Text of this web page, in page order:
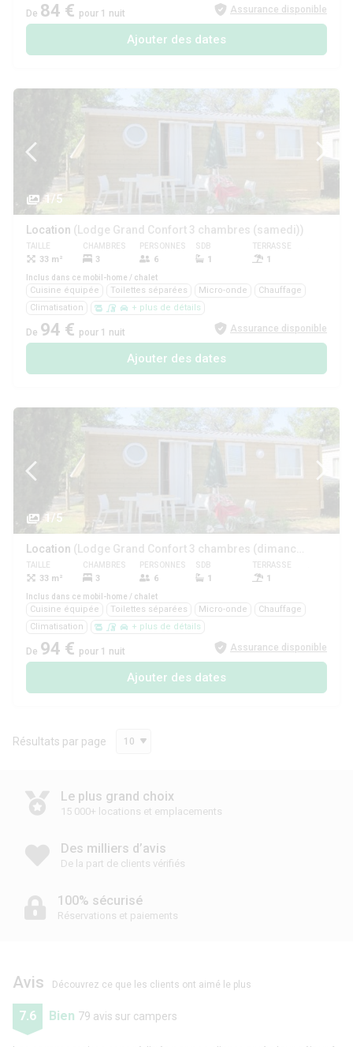
De 84 € pour 1 nuit Assurance disponible
Ajouter des dates
1/5
Location (Lodge Grand Confort 3 chambres (samedi))
TAILLE
33 m²
CHAMBRES
3
PERSONNES
6
SDB
1
TERRASSE
1
Inclus dans ce mobil-home / chalet
Cuisine équipée Toilettes séparées Micro-onde
Chauffage
Climatisation
+ plus de détails
De 94 € pour 1 nuit Assurance disponible
Ajouter des dates
1/5
Location (Lodge Grand Confort 3 chambres (dimanche))
TAILLE
33 m²
CHAMBRES
3
PERSONNES
6
SDB
1
TERRASSE
1
Inclus dans ce mobil-home / chalet
Cuisine équipée Toilettes séparées Micro-onde
Chauffage
Climatisation
+ plus de détails
De 94 € pour 1 nuit Assurance disponible
Ajouter des dates
Résultats par page 10
Le plus grand choix
15 000+ locations et emplacements
Des milliers d’avis
De la part de clients vérifiés
100% sécurisé
Réservations et paiements
Avis Découvrez ce que les clients ont aimé le plus
7.6 Bien 79 avis sur campers